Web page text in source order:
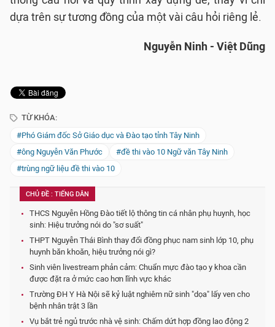
dựa trên sự tương đồng của một vài câu hỏi riêng lẻ.
Nguyễn Ninh - Việt Dũng
TỪ KHÓA:
#Phó Giám đốc Sở Giáo dục và Đào tạo tỉnh Tây Ninh
#ông Nguyễn Văn Phước
#đề thi vào 10 Ngữ văn Tây Ninh
#trùng ngữ liệu đề thi vào 10
CHỦ ĐỀ : TIẾNG DÂN
THCS Nguyễn Hồng Đào tiết lộ thông tin cá nhân phụ huynh, học
sinh: Hiệu trưởng nói do "sơ suất"
THPT Nguyễn Thái Bình thay đổi đồng phục nam sinh lớp 10, phụ
huynh băn khoăn, hiệu trưởng nói gì?
Sinh viên livestream phản cảm: Chuẩn mực đào tạo y khoa cần
được đặt ra ở mức cao hơn lĩnh vực khác
Trường ĐH Y Hà Nội sẽ kỷ luật nghiêm nữ sinh "dọa" lấy ven cho
bệnh nhân trật 3 lần
Vụ bắt trẻ ngủ trước nhà vệ sinh: Chấm dứt hợp đồng lao động 2